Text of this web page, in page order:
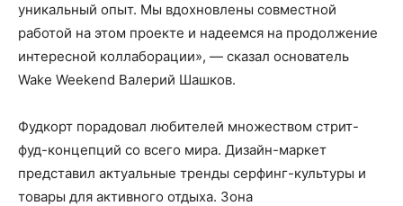
уникальный опыт. Мы вдохновлены совместной
работой на этом проекте и надеемся на продолжение
интересной коллаборации», — сказал основатель
Wake Weekend Валерий Шашков.
Фудкорт порадовал любителей множеством стрит-
фуд-концепций со всего мира. Дизайн-маркет
представил актуальные тренды серфинг-культуры и
товары для активного отдыха. Зона